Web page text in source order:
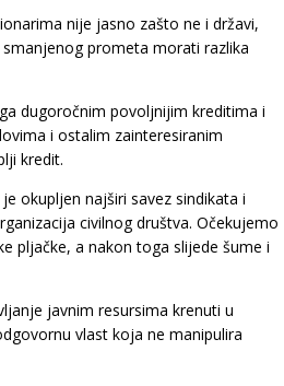
nije jasno zašto ne i državi,
prometa morati razlika
dugoročnim povoljnijim kreditima i
i ostalim zainteresiranim
kredit.
okupljen najširi savez sindikata i
civilnog društva. Očekujemo
pljačke, a nakon toga slijede šume i
javnim resursima krenuti u
vlast koja ne manipulira